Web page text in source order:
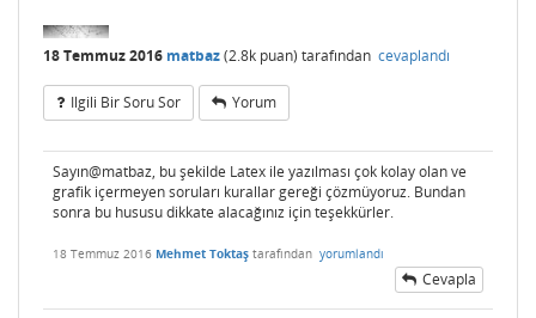
18 Temmuz 2016 matbaz(2.8k puan) tarafından cevaplandı
Ilgili Bir Soru Sor Yorum
Sayın@matbaz, bu şekilde Latex ile yazılması çok kolay olan ve
grafik içermeyen soruları kurallar gereği çözmüyoruz. Bundan
sonra bu hususu dikkate alacağınız için teşekkürler.
18 Temmuz 2016 Mehmet Toktaş tarafından yorumlandı
Cevapla